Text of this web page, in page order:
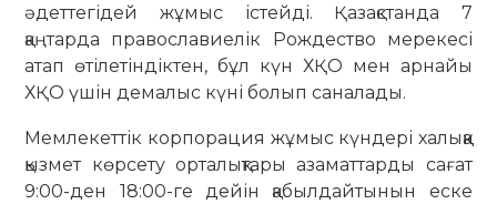
әдеттегідей жұмыс істейді. Қазақстанда 7
қаңтарда православиелік Рождество мерекесі
атап өтілетіндіктен, бұл күн ХҚО мен арнайы
ХҚО үшін демалыс күні болып саналады.
Мемлекеттік корпорация жұмыс күндері халыққа
қызмет көрсету орталықтары азаматтарды сағат
9:00-ден 18:00-ге дейін қабылдайтынын еске